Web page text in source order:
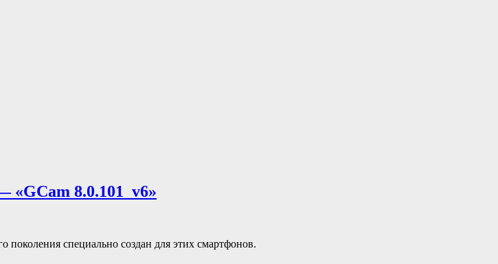
«GCam 8.0.101_v6»
специально создан для этих смартфонов.